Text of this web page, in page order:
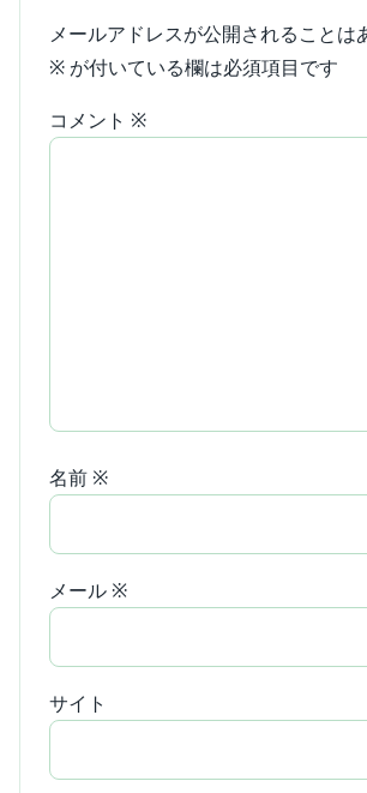
メールアドレスが公開されることは
※ が付いている欄は必須項目です
コメント ※
名前 ※
メール ※
サイト